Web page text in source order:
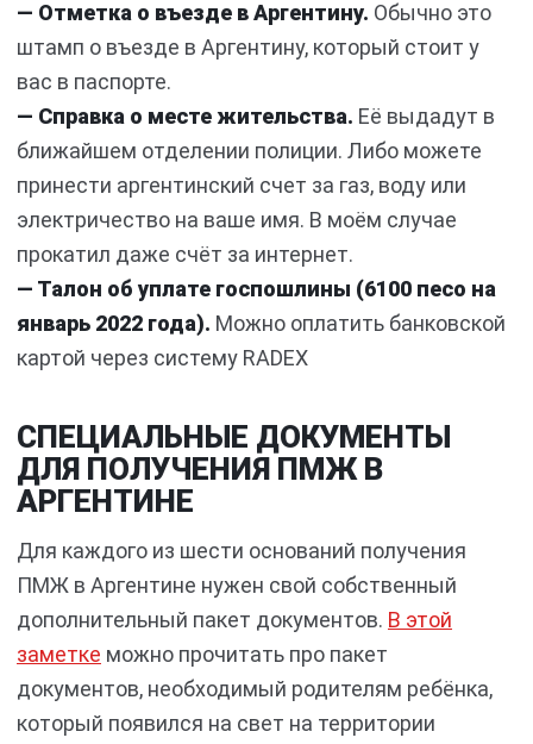
— Отметка о въезде в Аргентину. Обычно это
штамп о въезде в Аргентину, который стоит у
вас в паспорте.
— Справка о месте жительства. Её выдадут в
ближайшем отделении полиции. Либо можете
принести аргентинский счет за газ, воду или
электричество на ваше имя. В моём случае
прокатил даже счёт за интернет.
— Талон об уплате госпошлины (6100 песо на
январь 2022 года). Можно оплатить банковской
картой через систему RADEX
СПЕЦИАЛЬНЫЕ ДОКУМЕНТЫ
ДЛЯ ПОЛУЧЕНИЯ ПМЖ В
АРГЕНТИНЕ
Для каждого из шести оснований получения
ПМЖ в Аргентине нужен свой собственный
дополнительный пакет документов. В этой
заметке можно прочитать про пакет
документов, необходимый родителям ребёнка,
который появился на свет на территории